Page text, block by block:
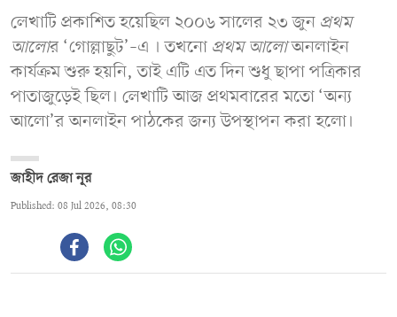
লেখাটি প্রকাশিত হয়েছিল ২০০৬ সালের ২৩ জুন প্রথম
আলোর ‘গোল্লাছুট’–এ । তখনো প্রথম আলোঅনলাইন
কার্যক্রম শুরু হয়নি, তাই এটি এত দিন শুধু ছাপা পত্রিকার
পাতাজুড়েই ছিল। লেখাটি আজ প্রথমবারের মতো ‘অন্য
আলো’র অনলাইন পাঠকের জন্য উপস্থাপন করা হলো।
জাহীদ রেজা নূর
Published: 08 Jul 2026, 08:30